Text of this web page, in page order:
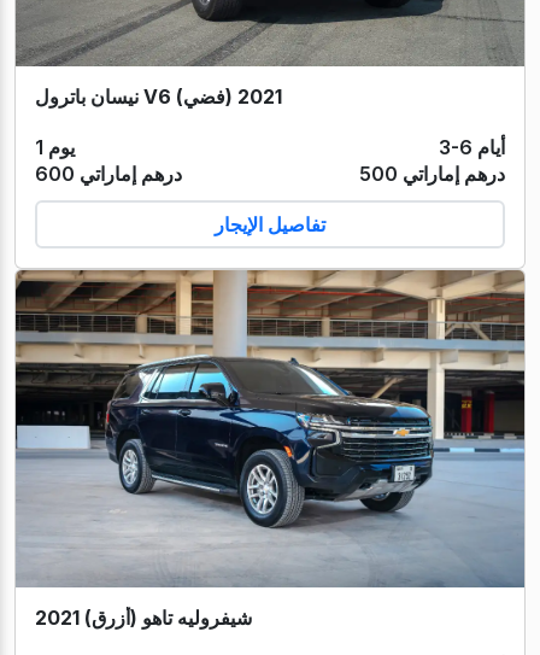
نيسان باترول V6 (فضي) 2021
1 يوم
3-6 أيام
600 درهم إماراتي
500 درهم إماراتي
تفاصيل الإيجار
شيفروليه تاهو (أزرق) 2021